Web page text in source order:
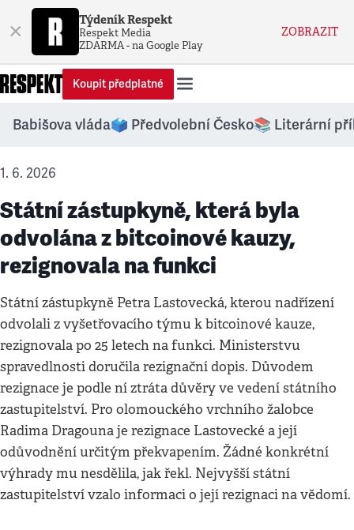
× Týdeník Respekt
Respekt Media
ZDARMA - na Google Play
ZOBRAZIT
Koupit předplatné
Babišova vláda🗳️ Předvolební Česko📚 Literární
1. 6. 2026
Státní zástupkyně, která byla
odvolána z bitcoinové kauzy,
rezignovala na funkci
Státní zástupkyně Petra Lastovecká, kterou nadřízení
odvolali z vyšetřovacího týmu k bitcoinové kauze,
rezignovala po 25 letech na funkci. Ministerstvu
spravedlnosti doručila rezignační dopis. Důvodem
rezignace je podle ní ztráta důvěry ve vedení státního
zastupitelství. Pro olomouckého vrchního žalobce
Radima Dragouna je rezignace Lastovecké a její
odůvodnění určitým překvapením. Žádné konkrétní
výhrady mu nesdělila, jak řekl. Nejvyšší státní
zastupitelství vzalo informaci o její rezignaci na vědomí.